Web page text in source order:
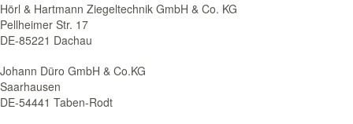
Hörl & Hartmann Ziegeltechnik GmbH & Co. KG
Pellheimer Str. 17
DE-85221 Dachau
Johann Düro GmbH & Co.KG
Saarhausen
DE-54441 Taben-Rodt